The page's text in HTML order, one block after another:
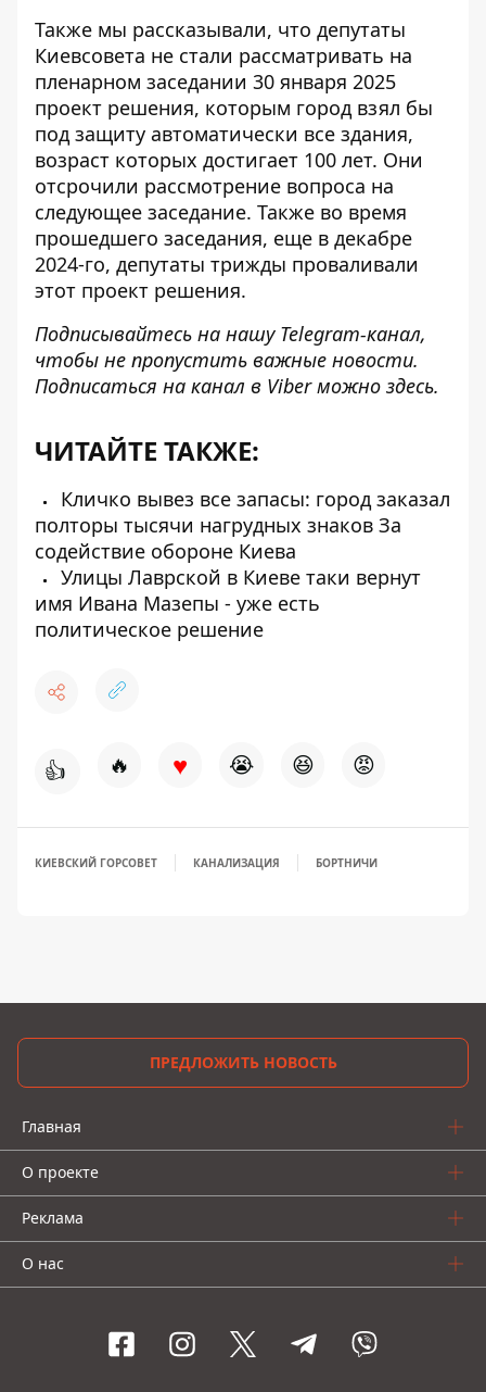
Также мы рассказывали, что депутаты
Киевсовета не стали рассматривать на
пленарном заседании 30 января 2025
проект решения, которым город взял бы
под защиту автоматически все здания,
возраст которых достигает 100 лет. Они
отсрочили рассмотрение вопроса на
следующее заседание. Также во время
прошедшего заседания, еще в декабре
2024-го, депутаты трижды проваливали
этот проект решения.
Подписывайтесь на нашу Telegram-канал,
чтобы не пропустить важные новости.
Подписаться на канал в Viber можно здесь.
ЧИТАЙТЕ ТАКЖЕ:
Кличко вывез все запасы: город заказал
полторы тысячи нагрудных знаков За
содействие обороне Киева
Улицы Лаврской в ​​Киеве таки вернут
имя Ивана Мазепы - уже есть
политическое решение
👍 🔥 ♥ 😭 😆 😡
КИЕВСКИЙ ГОРСОВЕТ КАНАЛИЗАЦИЯ БОРТНИЧИ
ПРЕДЛОЖИТЬ НОВОСТЬ
Главная
О проекте
Реклама
О нас